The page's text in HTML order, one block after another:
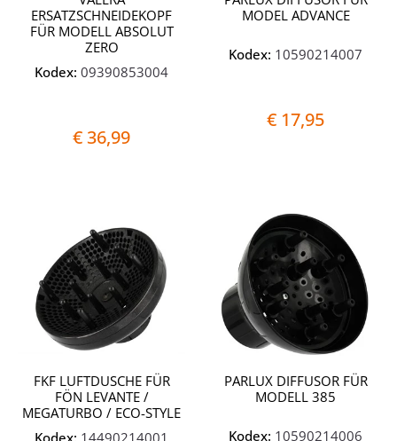
ERSATZSCHNEIDEKOPF
FÜR MODELL ABSOLUT
ZERO
Kodex: 09390853004
€ 36,99
MODEL ADVANCE
Kodex: 10590214007
€ 17,95
FKF LUFTDUSCHE FÜR
FÖN LEVANTE /
MEGATURBO / ECO-STYLE
PARLUX DIFFUSOR FÜR
MODELL 385
Kodex: 10590214006